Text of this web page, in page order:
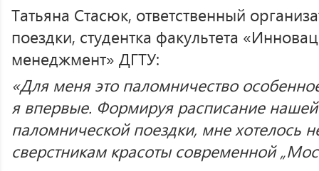
Татьяна Стасюк, ответственный
поездки, студентка факультета
менеджмент» ДГТУ:
«Для меня это паломничество
я впервые. Формируя расписание нашей
паломнической поездки, мне хотелось
сверстникам красоты современной